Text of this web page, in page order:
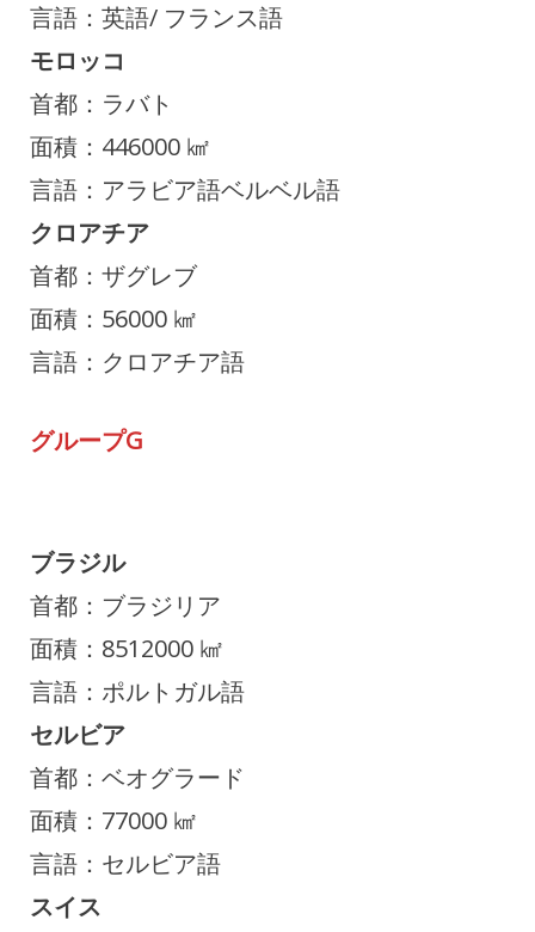
言語：英語/ フランス語
モロッコ
首都：ラバト
面積：446000 ㎢
言語：アラビア語ベルベル語
クロアチア
首都：ザグレブ
面積：56000 ㎢
言語：クロアチア語
グループG
ブラジル
首都：ブラジリア
面積：8512000 ㎢
言語：ポルトガル語
セルビア
首都：ベオグラード
面積：77000 ㎢
言語：セルビア語
スイス